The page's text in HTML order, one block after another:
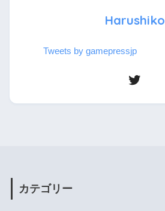
Harushiko
Tweets by gamepressjp
カテゴリー